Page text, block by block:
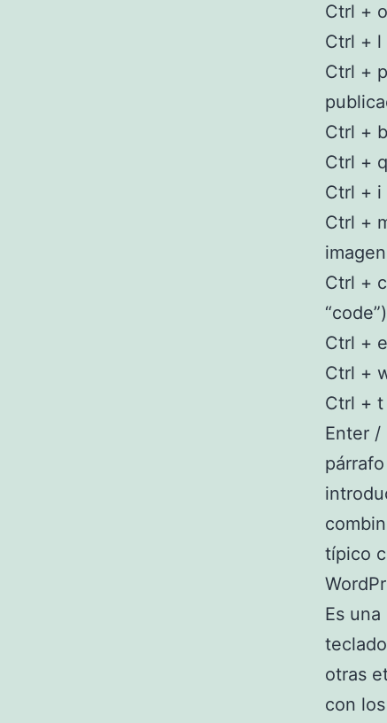
Ctrl +
Ctrl + l
Ctrl +
Ctrl +
Ctrl +
Ctrl + i
Ctrl +
Ctrl +
“code”)
Ctrl +
Ctrl +
Ctrl + t
Enter /
típico
Es
otras
con